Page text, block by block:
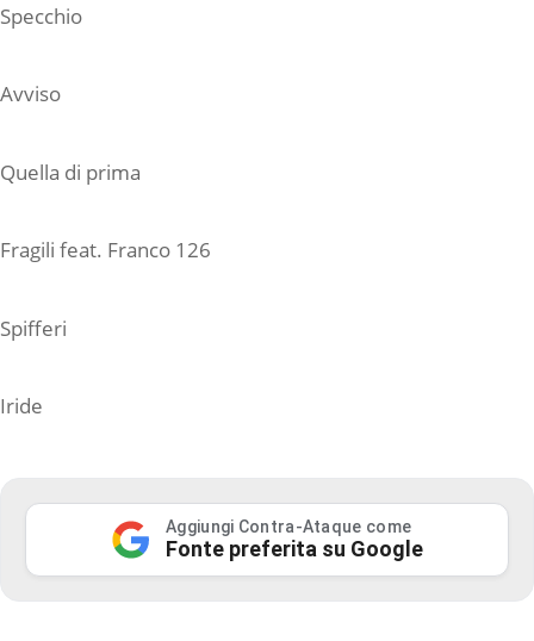
Specchio
Avviso
Quella di prima
Fragili feat. Franco 126
Spifferi
Iride
Aggiungi Contra-Ataque come
Fonte preferita su Google